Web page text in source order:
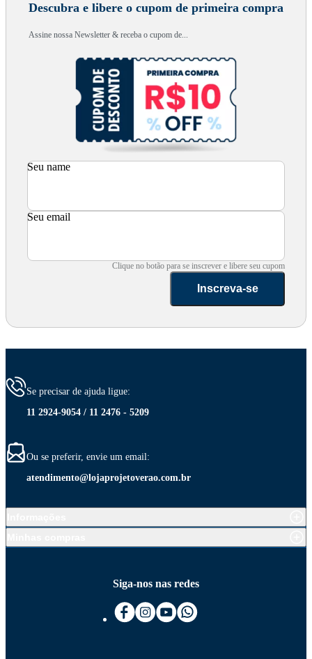
Descubra e libere o cupom de primeira compra
Assine nossa Newsletter & receba o cupom de...
Seu name
Seu email
Clique no botão para se inscrever e libere seu cupom
Inscreva-se
Se precisar de ajuda ligue:
11 2924-9054 / 11 2476 - 5209
Ou se preferir, envie um email:
atendimento@lojaprojetoverao.com.br
Siga-nos nas redes